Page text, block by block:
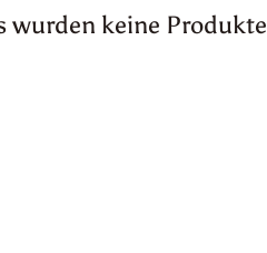
wurden keine